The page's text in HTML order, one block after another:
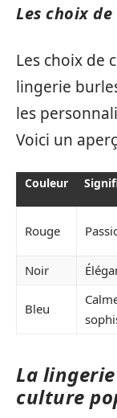
Les choix
Les choix de
lingerie
les
Voici un
Couleur
Rouge
Noir
Bleu
La
culture